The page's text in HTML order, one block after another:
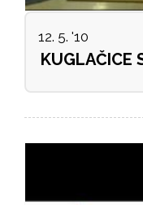
12. 5. '10
KUGLAČICE